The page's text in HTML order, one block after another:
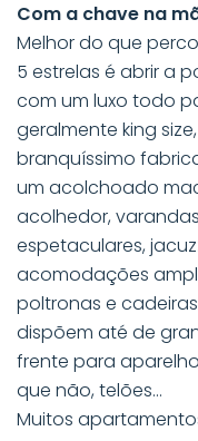
Com a chave na
Melhor do que
5 estrelas é abrir a
com um luxo todo
geralmente king
branquíssimo
um acolchoado
acolhedor,
espetaculares,
acomodações
poltronas e
dispõem até de
frente para
que não, telões…
Muitos